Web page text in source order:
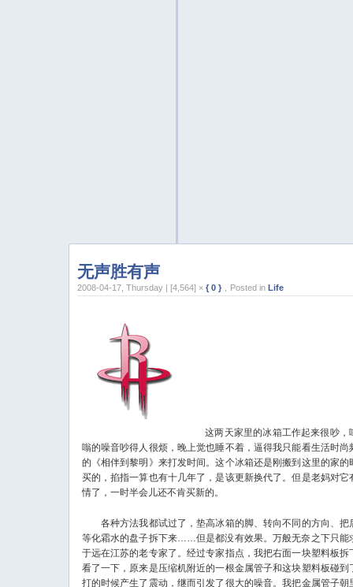
无声胜有声
2008-04-17, Thursday | [4,564] ×{ 0 } ，Posted in Life
这两天家里的冰箱工作起来很吵，
嗡的噪音吵得人很烦，晚上觉也睡不着，逼得我只能看生活时尚
的《相伴到黎明》来打发时间。这个冰箱还是刚搬到这里的家的
买的，掐指一算也有十几年了，是该更新换代了。但是老妈对它
情了，一时半会儿还不肯买新的。
各种方法我都试过了，垫高冰箱的脚、转向不同的方向、把
等化霜水的盘子拆下来……但是都没有效果。万般无奈之下只能
于远在江苏的老专家了。经过专家指点，我把右面一块塑料板拆
看了一下，原来是压缩机附近的一根金属管子和这块塑料板碰到
打的时候产生了震动，继而引发了很大的噪音。我把金属管子朝